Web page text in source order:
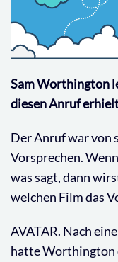
Sam Worthington
diesen Anruf
Der Anruf war von
Vorsprechen.
was sagt, dann
welchen Film das
AVATAR. Nach
hatte Worthington